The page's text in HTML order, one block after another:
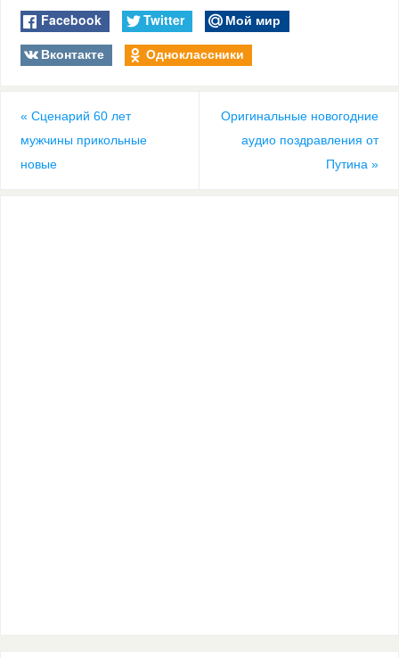
Facebook Twitter
Мой мир
Вконтакте
Одноклассники
« Сценарий 60 лет
мужчины прикольные
новые
Оригинальные новогодние
аудио поздравления от
Путина»